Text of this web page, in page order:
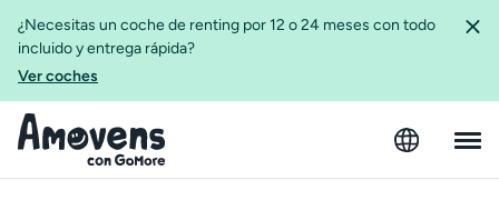
¿Necesitas un coche de renting por 12 o 24 meses con todo
incluido y entrega rápida?
Ver coches